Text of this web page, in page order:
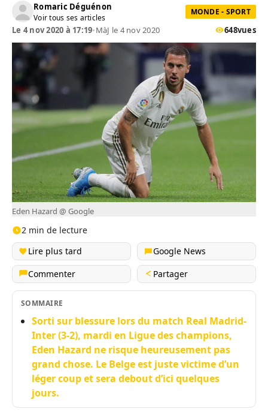
Romaric Déguénon
Voir tous ses articles
MONDE - SPORT
Le 4 nov 2020 à 17:19•MàJ le 4 nov 2020 648vues
Eden Hazard @ Google
2 min de lecture
Lire plus tard
Google News
Commenter
Partager
SOMMAIRE
Sorti sur blessure lors du match Real Madrid-
Inter (3-2), mardi en Ligue des champions,
Eden Hazard ne risque heureusement pas
grand chose. Le Belge est juste victime d’un
léger coup et sera debout d’ici quelques
jours.